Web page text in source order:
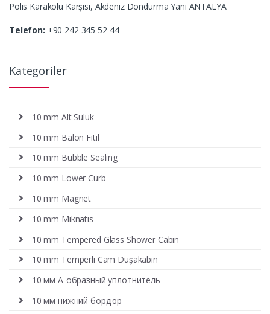
Polis Karakolu Karşısı, Akdeniz Dondurma Yanı ANTALYA
Telefon: +90 242 345 52 44
Kategoriler
10 mm Alt Suluk
10 mm Balon Fitil
10 mm Bubble Sealing
10 mm Lower Curb
10 mm Magnet
10 mm Mıknatıs
10 mm Tempered Glass Shower Cabin
10 mm Temperli Cam Duşakabin
10 мм А-образный уплотнитель
10 мм нижний бордюр